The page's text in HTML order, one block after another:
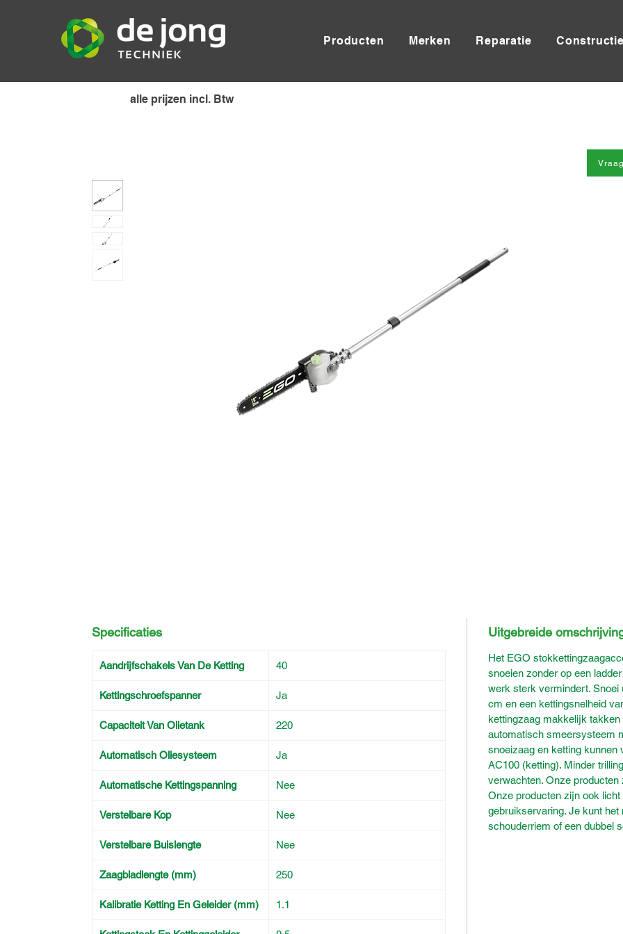
Producten Merken Reparatie Constructie
Specificaties
Aandrijfschakels Van De Ketting 40
Kettingschroefspanner Ja
Capaciteit Van Olietank 220
Automatisch Oliesysteem Ja
Automatische Kettingspanning Nee
Verstelbare Kop Nee
Verstelbare Buislengte Nee
Zaagbladlengte (mm) 250
Kalibratie Ketting En Geleider (mm) 1.1
Uitgebreide
Het EGO
snoeien zonder op een
werk sterk vermindert. Snoei
cm en een kettingsnelheid
kettingzaag makkelijk
automatisch smeersysteem
snoeizaag en ketting kunnen
AC100 (ketting). Minder
verwachten. Onze
Onze producten zijn ook
gebruikservaring. Je kunt
schouderriem of een dubbel
alle prijzen incl. Btw